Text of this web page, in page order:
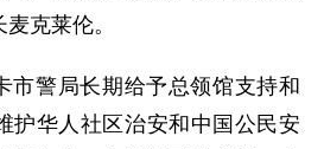
克莱伦。
市警局长期给予总领馆支持和
护华人社区治安和中国公民安